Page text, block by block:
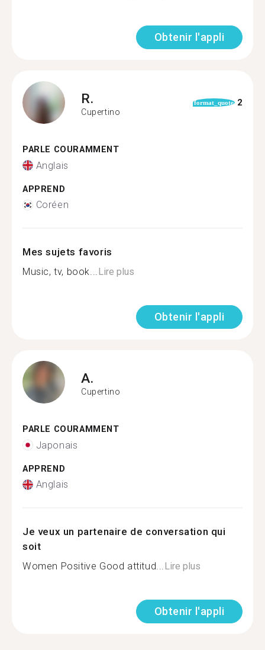
Obtenir l'appli
R.
Cupertino
format_quote 2
PARLE COURAMMENT
Anglais
APPREND
Coréen
Mes sujets favoris
Music, tv, book...Lire plus
Obtenir l'appli
A.
Cupertino
PARLE COURAMMENT
Japonais
APPREND
Anglais
Je veux un partenaire de conversation qui
soit
Women Positive Good attitud...Lire plus
Obtenir l'appli